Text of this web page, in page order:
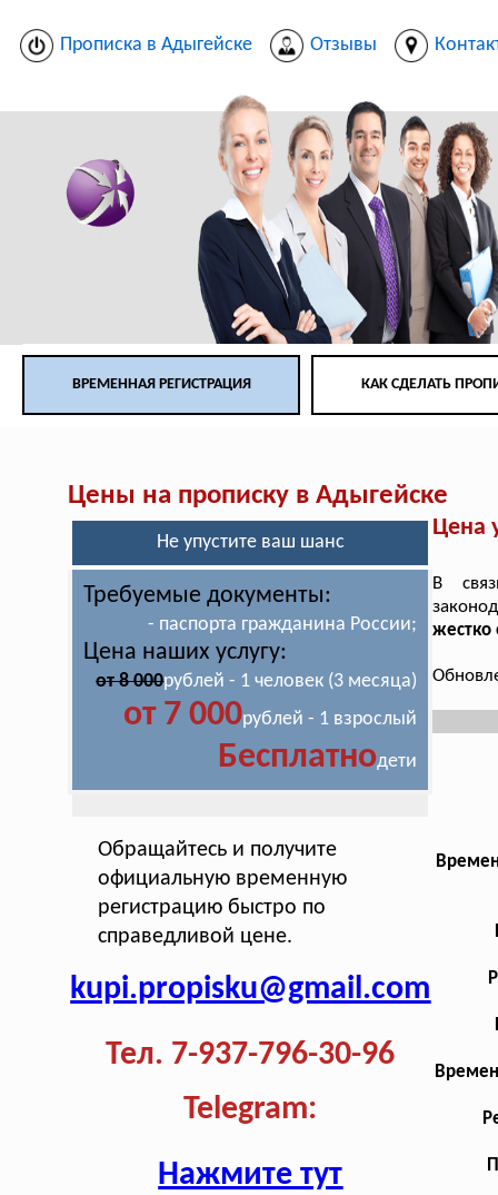
Прописка в Адыгейске Отзывы
ВРЕМЕННАЯ РЕГИСТРАЦИЯ КАК СДЕЛАТЬ
Цены на прописку в Адыгейске
Не упустите ваш шанс
Требуемые документы:
- паспорта гражданина России;
Цена наших услугу:
от 8 000рублей - 1 человек (3 месяца)
от 7 000рублей - 1 взрослый
Бесплатнодети
Обращайтесь и получите
официальную временную
регистрацию быстро по
справедливой цене.
kupi.propisku@gmail.com
Тел. 7-937-796-30-96
Telegram:
Нажмите тут
Цена
В
жестко